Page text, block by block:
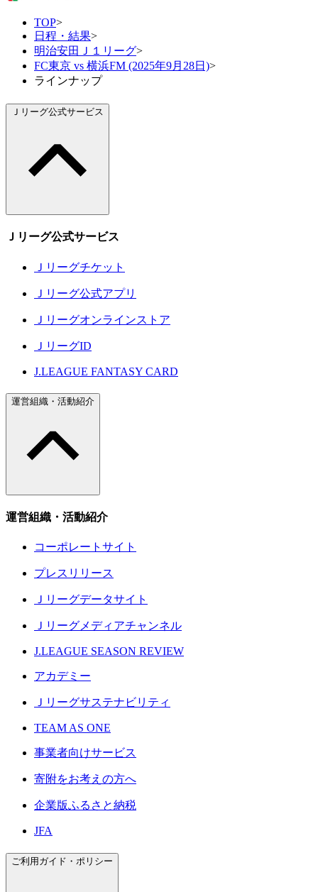
TOP>
日程・結果>
明治安田Ｊ１リーグ>
FC東京 vs 横浜FM (2025年9月28日)>
ラインナップ
Ｊリーグ公式サービス
Ｊリーグ公式サービス
Ｊリーグチケット
Ｊリーグ公式アプリ
Ｊリーグオンラインストア
ＪリーグID
J.LEAGUE FANTASY CARD
運営組織・活動紹介
運営組織・活動紹介
コーポレートサイト
プレスリリース
Ｊリーグデータサイト
Ｊリーグメディアチャンネル
J.LEAGUE SEASON REVIEW
アカデミー
Ｊリーグサステナビリティ
TEAM AS ONE
事業者向けサービス
寄附をお考えの方へ
企業版ふるさと納税
JFA
ご利用ガイド・ポリシー